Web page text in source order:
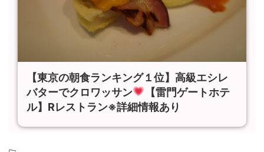
【東京の朝食ランキング１位】高級エシレ
バターでクロワッサン
【雷門ゲートホテ
ル】Rレストラン※詳細情報あり